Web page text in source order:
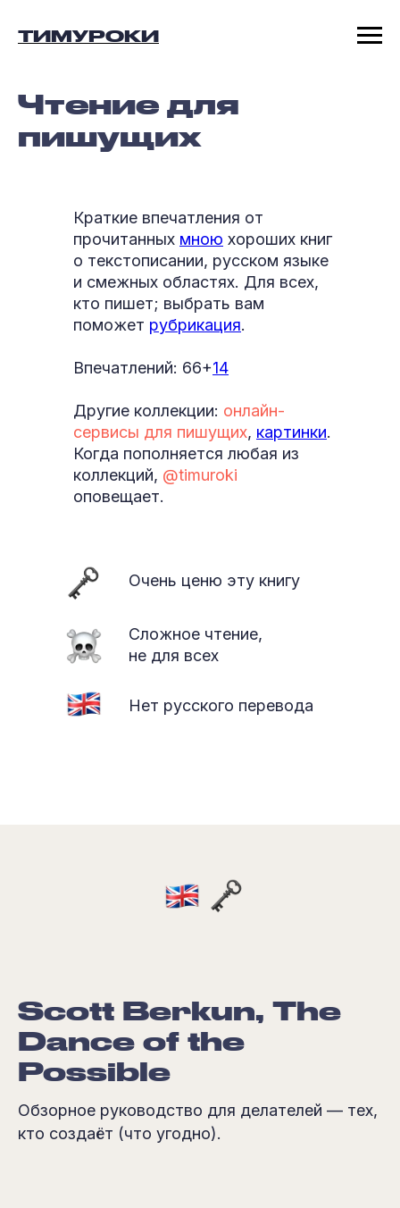
ТИМУРОКИ
Чтение для
пишущих
Очень ценю эту книгу
Сложное чтение,
не для всех
Нет русского перевода
Краткие впечатления от
прочитанных мною хороших книг
о текстописании, русском языке
и смежных областях. Для всех,
кто пишет; выбрать вам
поможет рубрикация.
Впечатлений: 66+14
Другие коллекции: онлайн-
сервисы для пишущих, картинки.
Когда пополняется любая из
коллекций, @timuroki
оповещает.
Scott Berkun, The
Dance of the
Possible
Обзорное руководство для делателей — тех,
кто создаёт (что угодно).